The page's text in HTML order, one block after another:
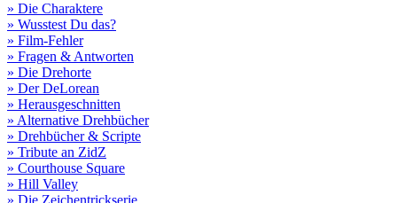
» Die Charaktere
» Wusstest Du das?
» Film-Fehler
» Fragen & Antworten
» Die Drehorte
» Der DeLorean
» Herausgeschnitten
» Alternative Drehbücher
» Drehbücher & Scripte
» Tribute an ZidZ
» Courthouse Square
» Hill Valley
» Die Zeichentrickserie